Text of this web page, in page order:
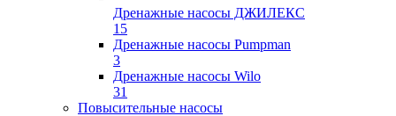
Дренажные насосы ДЖИЛЕКС
15
Дренажные насосы Pumpman
3
Дренажные насосы Wilo
31
Повысительные насосы